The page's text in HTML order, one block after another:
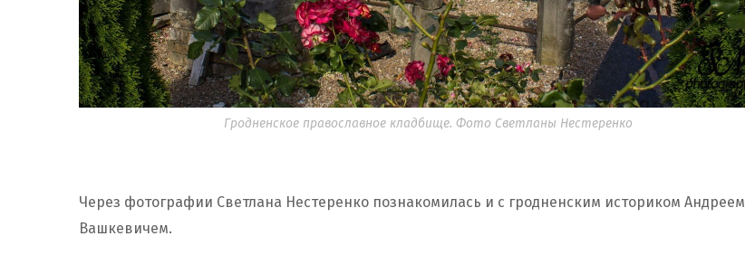
Гродненское православное кладбище. Фото Светланы Нестеренко
Через фотографии Светлана Нестеренко познакомилась и с гродненским историком Андреем
Вашкевичем.